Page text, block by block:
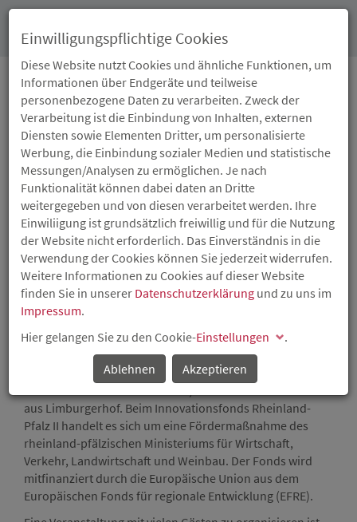
16.11.2022
ISB BETEILIGT SICH AN
DER EVENTOS GMBH
AUS LIMBURGERHOF
Software zur Planung, Durchführung und Abwicklung von
Konferenzen
Die Investitions- und Strukturbank Rheinland-Pfalz (ISB)
beteiligt sich über ihre Tochtergesellschaften, die VcV
Venture Capital
Unternehmensbeteiligungsgesellschaft mbH und die
Wagnisfinanzierungsgesellschaft für
Technologieförderung in Rheinland-Pfalz mbH (WFT) aus
aus Limburgerhof. Beim Innovationsfonds Rheinland-
Pfalz II handelt es sich um eine Fördermaßnahme des
rheinland-pfälzischen Ministeriums für Wirtschaft,
Verkehr, Landwirtschaft und Weinbau. Der Fonds wird
mitfinanziert durch die Europäische Union aus dem
Europäischen Fonds für regionale Entwicklung (EFRE).
Einwilligungspflichtige Cookies
Diese Website nutzt Cookies und ähnliche Funktionen, um
Informationen über Endgeräte und teilweise
personenbezogene Daten zu verarbeiten. Zweck der
Verarbeitung ist die Einbindung von Inhalten, externen
Diensten sowie Elementen Dritter, um personalisierte
Werbung, die Einbindung sozialer Medien und statistische
Messungen/Analysen zu ermöglichen. Je nach
Funktionalität können dabei daten an Dritte
weitergegeben und von diesen verarbeitet werden. Ihre
Einwiliigung ist grundsätzlich freiwillig und für die Nutzung
der Website nicht erforderlich. Das Einverständnis in die
Verwendung der Cookies können Sie jederzeit widerrufen.
Weitere Informationen zu Cookies auf dieser Website
finden Sie in unserer Datenschutzerklärung und zu uns im
Impressum.
Hier gelangen Sie zu den Cookie-Einstellungen
.
Ablehnen
Akzeptieren